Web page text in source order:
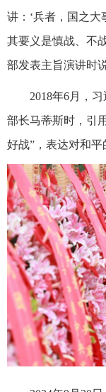
讲：‘兵者，国之大
其要义是慎战、不
部发表主旨演讲时说
2018年6月，
部长马蒂斯时，引
好战”，表达对和平